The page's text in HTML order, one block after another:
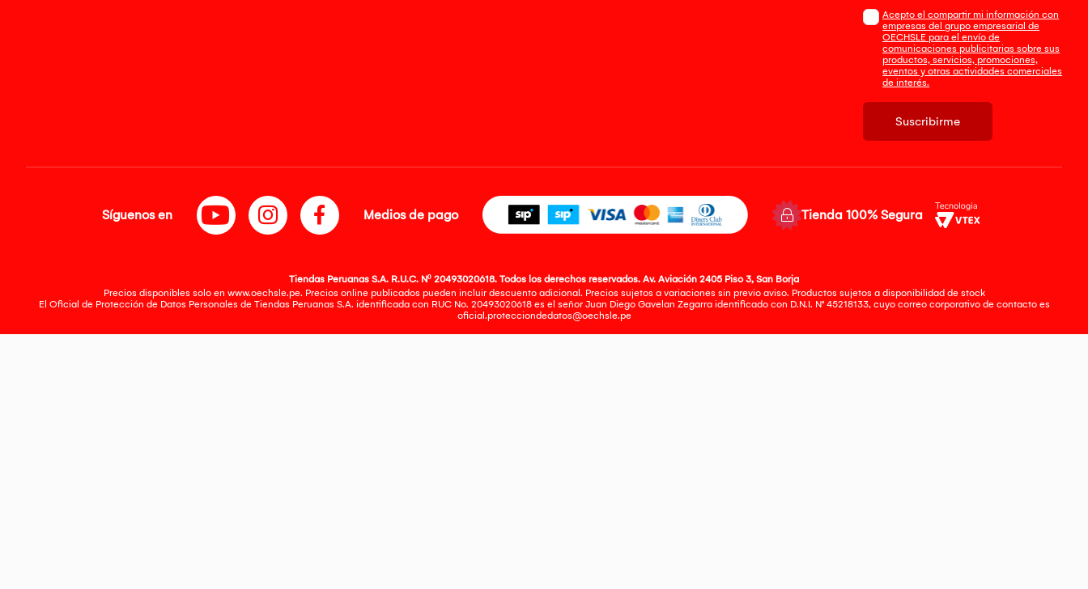
Acepto el compartir mi información con
empresas del grupo empresarial de
OECHSLE para el envío de
comunicaciones publicitarias sobre sus
productos, servicios, promociones,
eventos y otras actividades comerciales
de interés.
Suscribirme
Síguenos en Medios de pago Tienda 100% Segura
Tiendas Peruanas S.A. R.U.C. Nº 20493020618. Todos los derechos reservados. Av. Aviación 2405 Piso 3, San Borja
Precios disponibles solo en www.oechsle.pe. Precios online publicados pueden incluir descuento adicional. Precios sujetos a variaciones sin previo aviso. Productos sujetos a disponibilidad de stock
El Oficial de Protección de Datos Personales de Tiendas Peruanas S.A. identificada con RUC No. 20493020618 es el señor Juan Diego Gavelan Zegarra identificado con D.N.I. N° 45218133, cuyo correo corporativo de contacto es
oficial.protecciondedatos@oechsle.pe